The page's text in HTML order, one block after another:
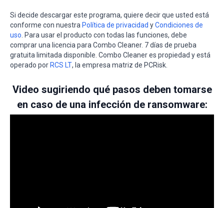
Si decide descargar este programa, quiere decir que usted está
conforme con nuestra Política de privacidad yCondiciones de
uso . Para usar el producto con todas las funciones, debe
comprar una licencia para Combo Cleaner. 7 días de prueba
gratuita limitada disponible. Combo Cleaner es propiedad y está
operado por RCS LT, la empresa matriz de PCRisk.
Video sugiriendo qué pasos deben tomarse
en caso de una infección de ransomware: